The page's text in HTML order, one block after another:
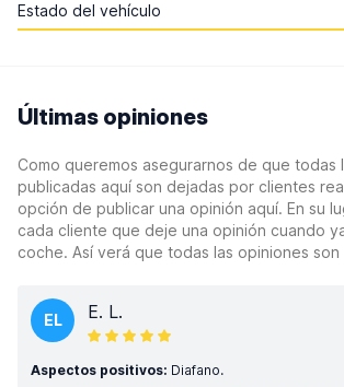
Estado del vehículo
Últimas opiniones
Como queremos asegurarnos de que todas
publicadas aquí son dejadas por clientes
opción de publicar una opinión aquí. En su
cada cliente que deje una opinión cuando
coche. Así verá que todas las opiniones
EL E. L.
Aspectos positivos: Diafano.